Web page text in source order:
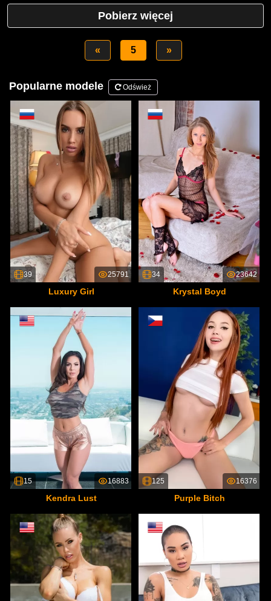
Pobierz więcej
« 5 »
Popularne modele Odśwież
39 25791
Luxury Girl
34 23642
Krystal Boyd
15 16883
Kendra Lust
125 16376
Purple Bitch